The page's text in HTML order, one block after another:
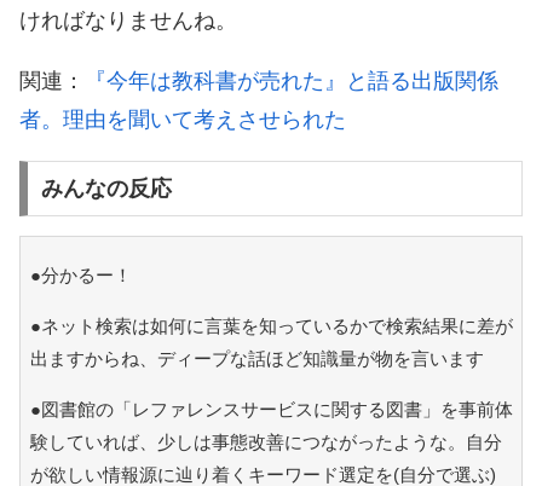
ければなりませんね。
関連：
『今年は教科書が売れた』と語る出版関係
者。理由を聞いて考えさせられた
みんなの反応
●分かるー！
●ネット検索は如何に言葉を知っているかで検索結果に差が
出ますからね、ディープな話ほど知識量が物を言います
●図書館の「レファレンスサービスに関する図書」を事前体
験していれば、少しは事態改善につながったような。自分
が欲しい情報源に辿り着くキーワード選定を(自分で選ぶ)